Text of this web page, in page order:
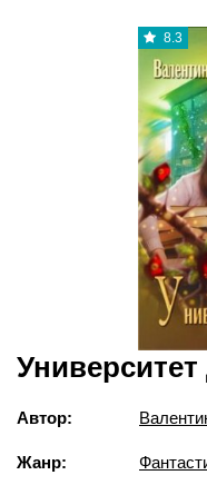
8.3
Автор:
Жанр: